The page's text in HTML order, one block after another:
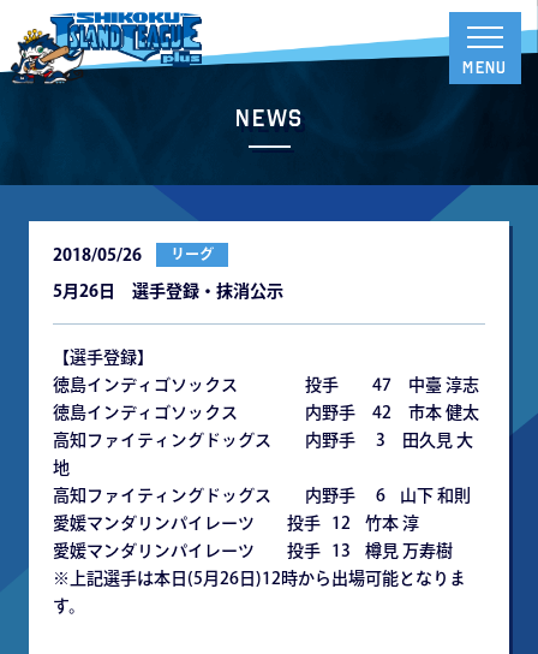
News
2018/05/26 リーグ
5月26日 選手登録・抹消公示
【選手登録】
徳島インディゴソックス 投手 47 中臺 淳志
徳島インディゴソックス 内野手 42 市本 健太
高知ファイティングドッグス 内野手 3 田久見 大
地
高知ファイティングドッグス 内野手 6 山下 和則
愛媛マンダリンパイレーツ 投手 12 竹本 淳
愛媛マンダリンパイレーツ 投手 13 樽見 万寿樹
※上記選手は本日(5月26日)12時から出場可能となりま
す。